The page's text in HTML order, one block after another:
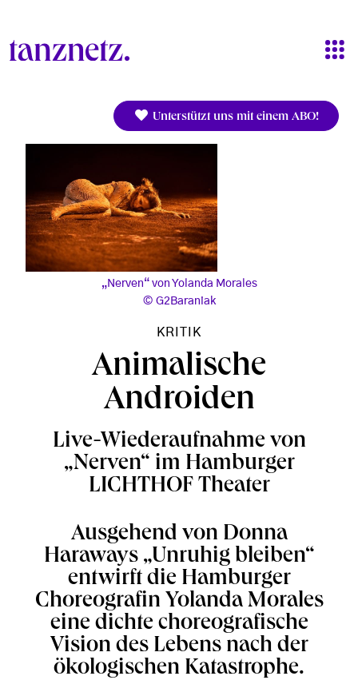
Unterstützt uns mit einem ABO!
„Nerven“ von Yolanda Morales
G2Baraniak
KRITIK
Animalische
Androiden
Live-Wiederaufnahme von
„Nerven“ im Hamburger
LICHTHOF Theater
Ausgehend von Donna
Haraways „Unruhig bleiben“
entwirft die Hamburger
Choreografin Yolanda Morales
eine dichte choreografische
Vision des Lebens nach der
ökologischen Katastrophe.